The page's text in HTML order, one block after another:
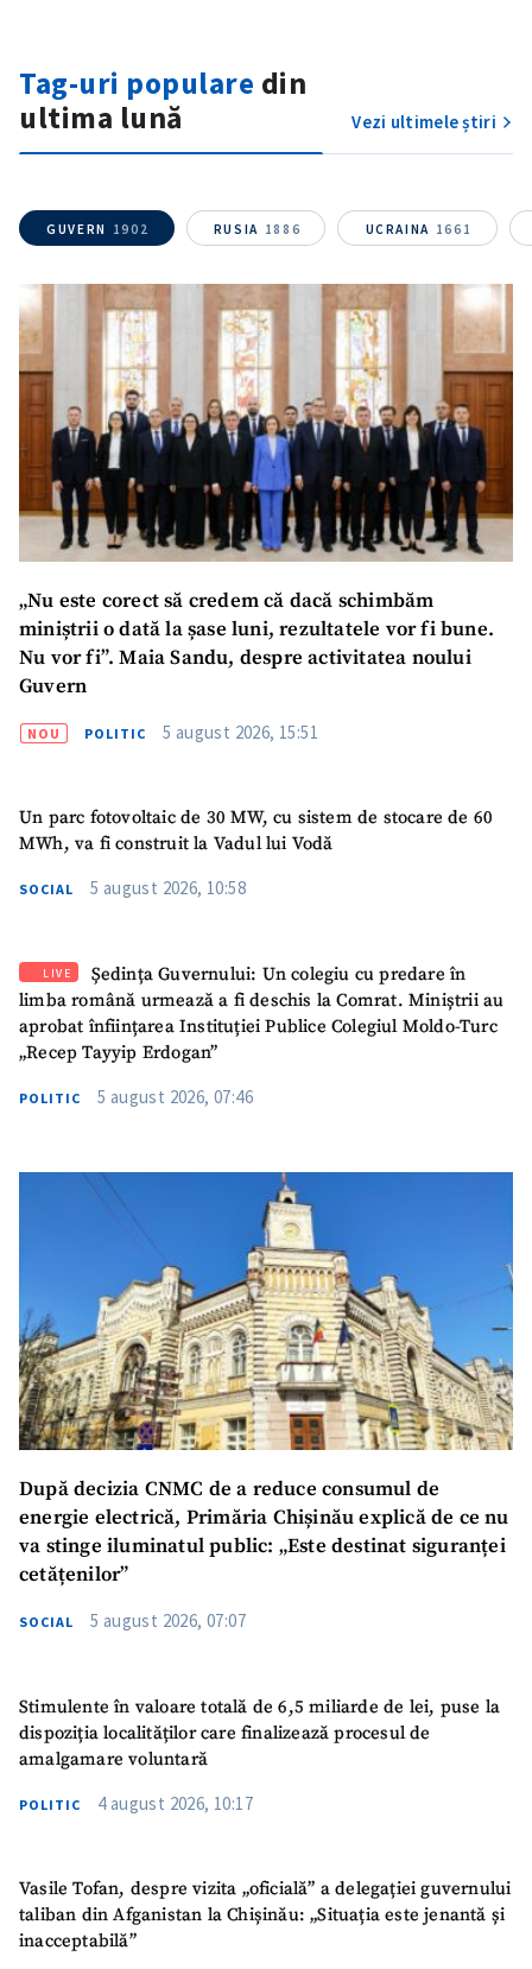
Tag-uri populare din
ultima lună
Vezi ultimele știri
GUVERN 1902 RUSIA 1886 UCRAINA 1661
„Nu este corect să credem că dacă schimbăm
miniștrii o dată la șase luni, rezultatele vor fi bune.
Nu vor fi”. Maia Sandu, despre activitatea noului
Guvern
NOU POLITIC 5 august 2026, 15:51
Un parc fotovoltaic de 30 MW, cu sistem de stocare de 60
MWh, va fi construit la Vadul lui Vodă
SOCIAL 5 august 2026, 10:58
LIVE
Ședința Guvernului: Un colegiu cu predare în
limba română urmează a fi deschis la Comrat. Miniștrii au
aprobat înființarea Instituției Publice Colegiul Moldo-Turc
„Recep Tayyip Erdogan”
POLITIC 5 august 2026, 07:46
După decizia CNMC de a reduce consumul de
energie electrică, Primăria Chișinău explică de ce nu
va stinge iluminatul public: „Este destinat siguranței
cetățenilor”
SOCIAL 5 august 2026, 07:07
Stimulente în valoare totală de 6,5 miliarde de lei, puse la
dispoziția localităților care finalizează procesul de
amalgamare voluntară
POLITIC 4 august 2026, 10:17
Vasile Tofan, despre vizita „oficială” a delegației guvernului
taliban din Afganistan la Chișinău: „Situația este jenantă și
inacceptabilă”
ȘTIREA MEA
Titlu știre+ Adaugă titlu
Fotografie
+ Încarcă imagine
Sursă anonimă
Telefon
+ Telefon personal
Am citit și sunt de
confidențialitate.